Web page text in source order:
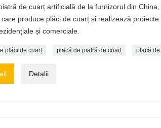
de cuarț artificială de la furnizorul din
produce plăci de cuarț și realizează
și comerciale.
plăci de cuarț placă de piatră de cuarț placă
Detalii